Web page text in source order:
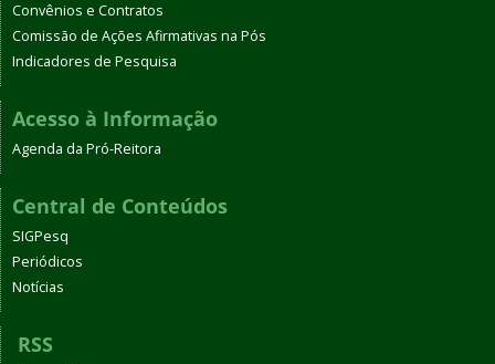
Convênios e Contratos
Comissão de Ações Afirmativas na Pós
Indicadores de Pesquisa
Acesso à Informação
Agenda da Pró-Reitora
Central de Conteúdos
SIGPesq
Periódicos
Notícias
RSS